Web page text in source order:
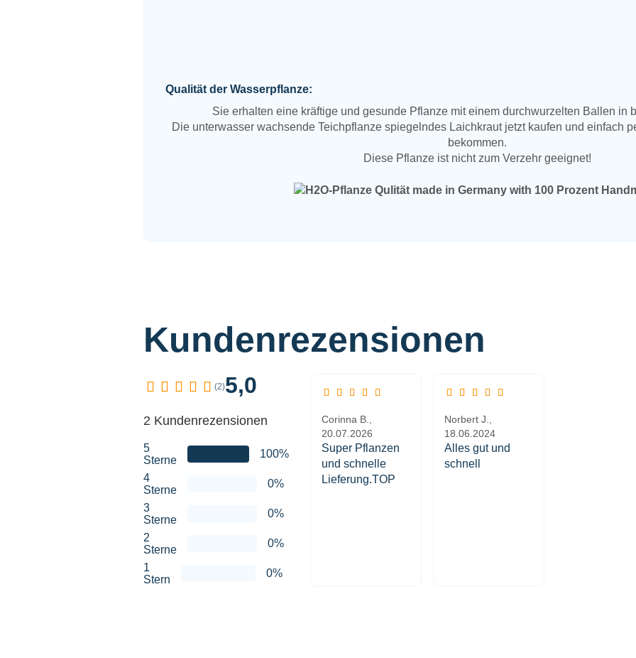
Qualität der Wasserpflanze:
Sie erhalten eine kräftige und gesunde Pflanze mit einem durchwurzelten Ballen in
Die unterwasser wachsende Teichpflanze spiegelndes Laichkraut jetzt kaufen und einfach
bekommen.
Diese Pflanze ist nicht zum Verzehr geeignet!
Kundenrezensionen
(2)5,0
2 Kundenrezensionen
5
Sterne
100%
4
Sterne
0%
3
Sterne
0%
2
Sterne
0%
1
Stern
0%
Corinna B.,
20.07.2026
Super Pflanzen
und schnelle
Lieferung.TOP
Norbert J.,
18.06.2024
Alles gut und
schnell